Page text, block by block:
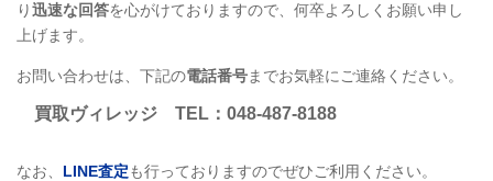
り迅速な回答を心がけておりますので、何卒よろしくお願い申し
上げます。
お問い合わせは、下記の電話番号までお気軽にご連絡ください。
買取ヴィレッジ TEL ：048-487-8188
なお、 LINE査定も行っておりますのでぜひご利用ください。